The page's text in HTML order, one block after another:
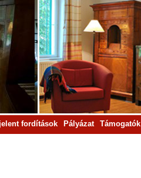
fordítások Pályázat Támogatók